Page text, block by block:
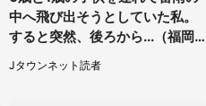
中へ飛び出そうとしていた私。
すると突然、後ろから...（福岡
県・30代女性）
Jタウンネット読者